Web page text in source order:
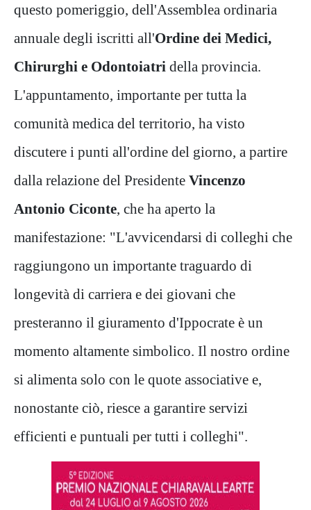
questo pomeriggio, dell'Assemblea ordinaria
annuale degli iscritti all'Ordine dei Medici,
Chirurghi e Odontoiatri della provincia.
L'appuntamento, importante per tutta la
comunità medica del territorio, ha visto
discutere i punti all'ordine del giorno, a partire
dalla relazione del Presidente Vincenzo
Antonio Ciconte , che ha aperto la
manifestazione: "L'avvicendarsi di colleghi che
raggiungono un importante traguardo di
longevità di carriera e dei giovani che
presteranno il giuramento d'Ippocrate è un
momento altamente simbolico. Il nostro ordine
si alimenta solo con le quote associative e,
nonostante ciò, riesce a garantire servizi
efficienti e puntuali per tutti i colleghi".